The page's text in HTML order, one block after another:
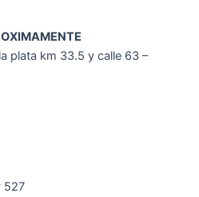
plata km 33.5 y calle 63 –
527